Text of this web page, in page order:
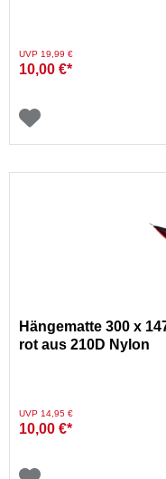
Preis reduziert von
UVP 19,99 €auf
10,00 €*
Hängematte 300 x
rot aus 210D Nylon
Preis reduziert von
UVP 14,95 €auf
10,00 €*